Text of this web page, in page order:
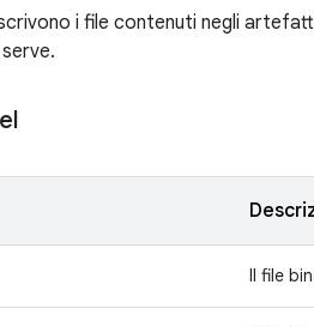
i file contenuti negli
Il file